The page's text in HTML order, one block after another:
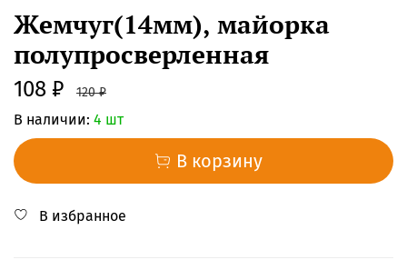
Жемчуг(14мм), майорка
полупросверленная
108 ₽ 120 ₽
В наличии: 4 шт
В корзину
В избранное